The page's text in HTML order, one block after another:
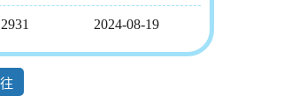
2931 2024-08-19